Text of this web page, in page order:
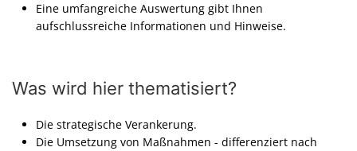
Eine umfangreiche Auswertung gibt Ihnen
aufschlussreiche Informationen und Hinweise.
Was wird hier thematisiert?
Die strategische Verankerung.
Die Umsetzung von Maßnahmen - differenziert nach